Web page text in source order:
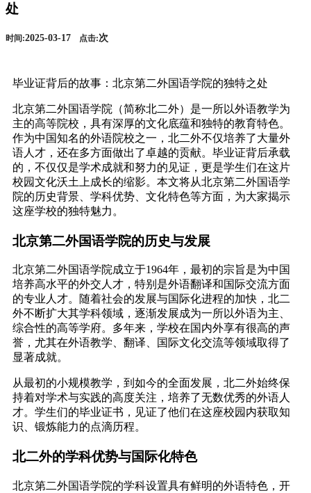
处
时间:2025-03-17 点击:次
毕业证背后的故事：北京第二外国语学院的独特之处
北京第二外国语学院（简称北二外）是一所以外语教学为
主的高等院校，具有深厚的文化底蕴和独特的教育特色。
作为中国知名的外语院校之一，北二外不仅培养了大量外
语人才，还在多方面做出了卓越的贡献。毕业证背后承载
的，不仅仅是学术成就和努力的见证，更是学生们在这片
校园文化沃土上成长的缩影。本文将从北京第二外国语学
院的历史背景、学科优势、文化特色等方面，为大家揭示
这座学校的独特魅力。
北京第二外国语学院的历史与发展
北京第二外国语学院成立于1964年，最初的宗旨是为中国
培养高水平的外交人才，特别是外语翻译和国际交流方面
的专业人才。随着社会的发展与国际化进程的加快，北二
外不断扩大其学科领域，逐渐发展成为一所以外语为主、
综合性的高等学府。多年来，学校在国内外享有很高的声
誉，尤其在外语教学、翻译、国际文化交流等领域取得了
显著成就。
从最初的小规模教学，到如今的全面发展，北二外始终保
持着对学术与实践的高度关注，培养了无数优秀的外语人
才。学生们的毕业证书，见证了他们在这座校园内获取知
识、锻炼能力的点滴历程。
北二外的学科优势与国际化特色
北京第二外国语学院的学科设置具有鲜明的外语特色，开